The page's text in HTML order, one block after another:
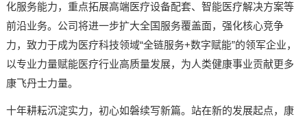
化服务能力，重点拓展高端医疗设备配套、智能医疗解决方案等
前沿业务。公司将进一步扩大全国服务覆盖面，强化核心竞争
力，致力于成为医疗科技领域“全链服务+数字赋能”的领军企业，
以专业力量赋能医疗行业高质量发展，为人类健康事业贡献更多
康飞丹士力量。
十年耕耘沉淀实力，初心如磐续写新篇。站在新的发展起点，康